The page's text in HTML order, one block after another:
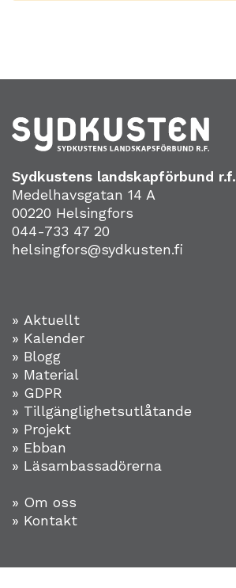
Sydkustens landskapförbund r.f.
Medelhavsgatan 14 A
00220 Helsingfors
044-733 47 20
helsingfors@sydkusten.fi
» Aktuellt
» Kalender
» Blogg
» Material
» GDPR
» Tillgänglighetsutlåtande
» Projekt
» Ebban
» Läsambassadörerna
» Om oss
» Kontakt